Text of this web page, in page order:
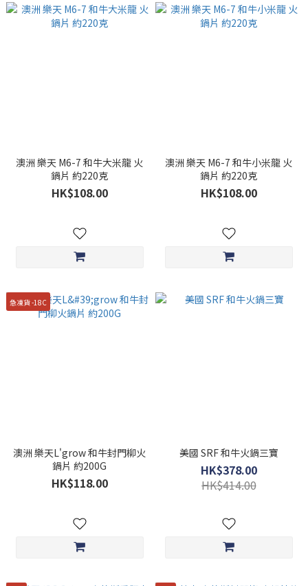
澳洲 樂天 M6-7 和牛大米龍 火
鍋片 約220克
HK$108.00
澳洲 樂天 M6-7 和牛小米龍 火
鍋片 約220克
HK$108.00
急凍貨 -18C
澳洲 樂天L'grow 和牛封門柳火
鍋片 約200G
HK$118.00
美國 SRF 和牛火鍋三寶
HK$378.00
HK$414.00